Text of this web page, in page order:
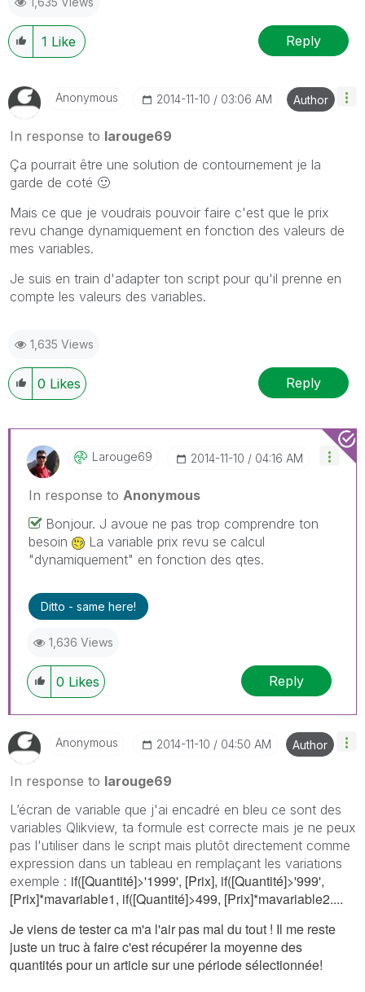
1 Like Reply
Anonymous ‎2014-11-10 03:06 AM Author
In response to larouge69
Ça pourrait être une solution de contournement je la
garde de coté 🙂
Mais ce que je voudrais pouvoir faire c'est que le prix
revu change dynamiquement en fonction des valeurs de
mes variables.
Je suis en train d'adapter ton script pour qu'il prenne en
compte les valeurs des variables.
1,635 Views
0 Likes Reply
Larouge69 ‎2014-11-10 04:16 AM
In response to Anonymous
Bonjour. J avoue ne pas trop comprendre ton
besoin
La variable prix revu se calcul
"dynamiquement" en fonction des qtes.
Ditto - same here!
1,636 Views
0 Likes Reply
Anonymous ‎2014-11-10 04:50 AM Author
In response to larouge69
L’écran de variable que j'ai encadré en bleu ce sont des
variables Qlikview, ta formule est correcte mais je ne peux
pas l'utiliser dans le script mais plutôt directement comme
expression dans un tableau en remplaçant les variations
exemple : if([Quantité]>'1999', [Prix], if([Quantité]>'999',
[Prix]*mavariable1, if([Quantité]>499, [Prix]*mavariable2....
Je viens de tester ca m'a l'air pas mal du tout ! Il me reste
juste un truc à faire c'est récupérer la moyenne des
quantités pour un article sur une période sélectionnée!